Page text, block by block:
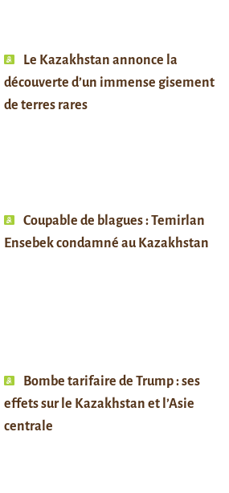
Le Kazakhstan annonce la
découverte d’un immense gisement
de terres rares
Coupable de blagues : Temirlan
Ensebek condamné au Kazakhstan
Bombe tarifaire de Trump : ses
effets sur le Kazakhstan et l’Asie
centrale